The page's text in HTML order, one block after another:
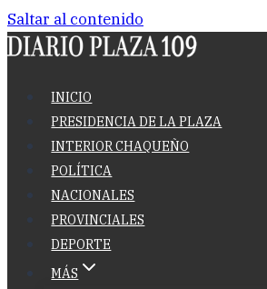
Saltar al contenido
INICIO
PRESIDENCIA DE LA PLAZA
INTERIOR CHAQUEÑO
POLÍTICA
NACIONALES
PROVINCIALES
DEPORTE
MÁS